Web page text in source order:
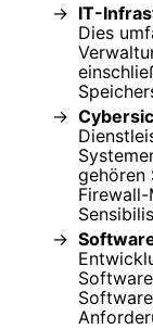
IT-
Dies
gehören